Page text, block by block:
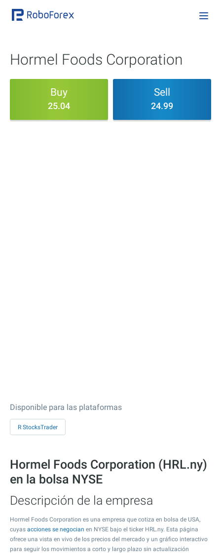
Hormel Foods Corporation
Buy
25.04
Sell
24.99
Disponible para las plataformas
R StocksTrader
Hormel Foods Corporation (HRL.ny)
en la bolsa NYSE
Descripción de la empresa
Hormel Foods Corporation es una empresa que cotiza en bolsa de USA,
cuyas acciones se negocian en NYSE bajo el ticker HRL.ny. Esta página
ofrece una vista en vivo de los precios del mercado y un gráfico interactivo
para seguir los movimientos a corto y largo plazo sin actualización